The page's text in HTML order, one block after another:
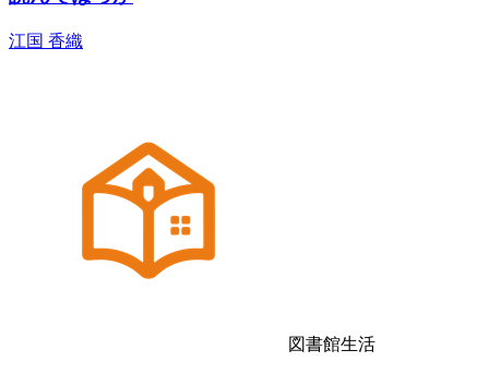
江国 香織
図書館生活